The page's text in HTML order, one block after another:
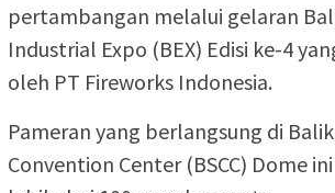
pertambangan melalui gelaran
Industrial Expo (BEX) Edisi ke-4
oleh PT Fireworks Indonesia.
Pameran yang berlangsung di
Convention Center (BSCC) Dome